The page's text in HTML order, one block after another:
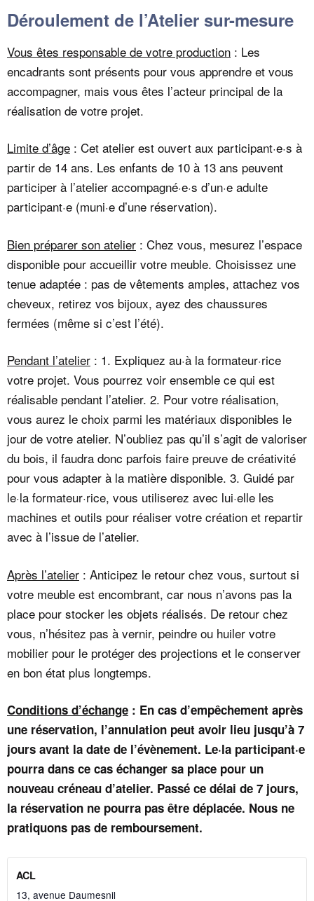
Déroulement de l’Atelier sur-mesure
Vous êtes responsable de votre production : Les
encadrants sont présents pour vous apprendre et vous
accompagner, mais vous êtes l’acteur principal de la
réalisation de votre projet.
Limite d’âge : Cet atelier est ouvert aux participant·e·s à
partir de 14 ans. Les enfants de 10 à 13 ans peuvent
participer à l’atelier accompagné·e·s d’un·e adulte
participant·e (muni·e d’une réservation).
Bien préparer son atelier : Chez vous, mesurez l’espace
disponible pour accueillir votre meuble. Choisissez une
tenue adaptée : pas de vêtements amples, attachez vos
cheveux, retirez vos bijoux, ayez des chaussures
fermées (même si c’est l’été).
Pendant l’atelier : 1. Expliquez au·à la formateur·rice
votre projet. Vous pourrez voir ensemble ce qui est
réalisable pendant l’atelier. 2. Pour votre réalisation,
vous aurez le choix parmi les matériaux disponibles le
jour de votre atelier. N’oubliez pas qu’il s’agit de valoriser
du bois, il faudra donc parfois faire preuve de créativité
pour vous adapter à la matière disponible. 3. Guidé par
le·la formateur·rice, vous utiliserez avec lui·elle les
machines et outils pour réaliser votre création et repartir
avec à l’issue de l’atelier.
Après l’atelier : Anticipez le retour chez vous, surtout si
votre meuble est encombrant, car nous n’avons pas la
place pour stocker les objets réalisés. De retour chez
vous, n’hésitez pas à vernir, peindre ou huiler votre
mobilier pour le protéger des projections et le conserver
en bon état plus longtemps.
Conditions d’échange : En cas d’empêchement après
une réservation, l’annulation peut avoir lieu jusqu’à 7
jours avant la date de l’évènement. Le·la participant·e
pourra dans ce cas échanger sa place pour un
nouveau créneau d’atelier. Passé ce délai de 7 jours,
la réservation ne pourra pas être déplacée. Nous ne
pratiquons pas de remboursement.
ACL
13, avenue Daumesnil